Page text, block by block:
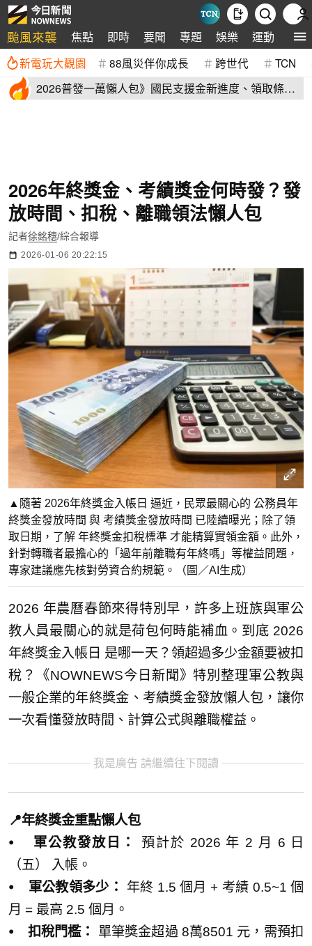
颱風來襲 焦點 即時 要聞 專題 娛樂 運動 全球
新電玩大觀園 88風災伴你成長 跨世代 TCN
2026普發一萬懶人包》國民支援金新進度、領取條
2026年終獎金、考績獎金何時發？發
放時間、扣稅、離職領法懶人包
記者徐銘穗/綜合報導
2026-01-06 20:22:15
▲隨著 2026年終獎金入帳日 逼近，民眾最關心的 公務員年
終獎金發放時間 與 考績獎金發放時間 已陸續曝光；除了領
取日期，了解 年終獎金扣稅標準 才能精算實領金額。此外，
針對轉職者最擔心的「過年前離職有年終嗎」等權益問題，
專家建議應先核對勞資合約規範。（圖／AI生成）
2026 年農曆春節來得特別早，許多上班族與軍公
教人員最關心的就是荷包何時能補血。到底 2026
年終獎金入帳日 是哪一天？領超過多少金額要被扣
稅？《NOWNEWS今日新聞》特別整理軍公教與
一般企業的年終獎金、考績獎金發放懶人包，讓你
一次看懂發放時間、計算公式與離職權益。
我是廣告 請繼續往下閱讀
📍年終獎金重點懶人包
⦁ 軍公教發放日：
預計於 2026 年 2 月 6 日
（五） 入帳。
⦁ 軍公教領多少：
年終 1.5 個月 + 考績 0.5~1 個
月 = 最高 2.5 個月。
⦁ 扣稅門檻：
單筆獎金超過 8萬8501 元，需預扣